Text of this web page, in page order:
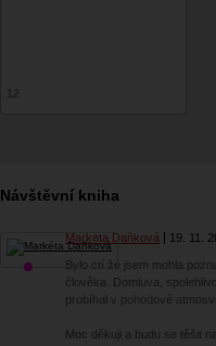
Návštěvní kniha
Markéta Daňková 19. 11.
Bylo ctí že jsem mohla
člověka. Domluva,
probíhal v pohodové
Moc děkuji a budu se těšit